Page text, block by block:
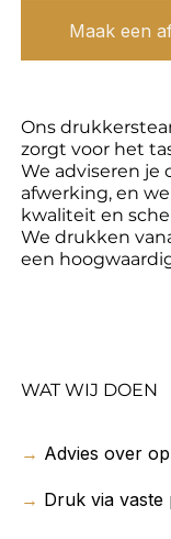
Maak een
Ons
zorgt voor het
We adviseren je
afwerking, en
kwaliteit en
We drukken
een
WAT WIJ DOEN
→ Advies over
→ Druk via vaste